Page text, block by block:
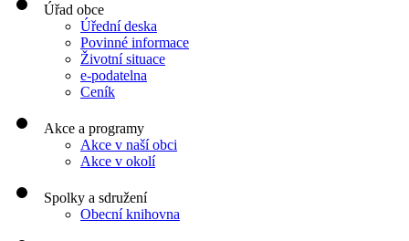
Úřad obce
Úřední deska
Povinné informace
Životní situace
e-podatelna
Ceník
Akce a programy
Akce v naší obci
Akce v okolí
Spolky a sdružení
Obecní knihovna